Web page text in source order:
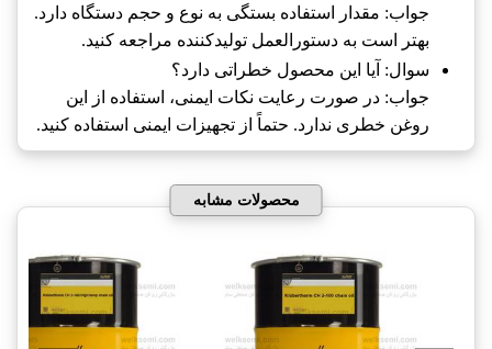
جواب: مقدار استفاده بستگی به نوع و حجم دستگاه دارد.
بهتر است به دستورالعمل تولیدکننده مراجعه کنید.
سوال: آیا این محصول خطراتی دارد؟
جواب: در صورت رعایت نکات ایمنی، استفاده از این
روغن خطری ندارد. حتماً از تجهیزات ایمنی استفاده کنید.
محصولات مشابه